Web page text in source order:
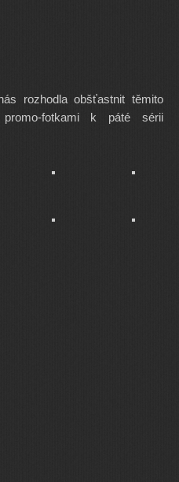
rozhodla obšťastnit těmito
promo-fotkami k páté sérii